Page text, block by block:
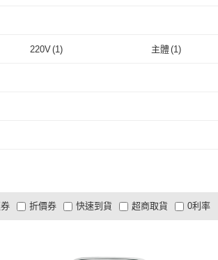
220V(1) 主體(1)
折價券
有影片
商品有量 電視購物
快速到貨 超商取貨
快配
0利率